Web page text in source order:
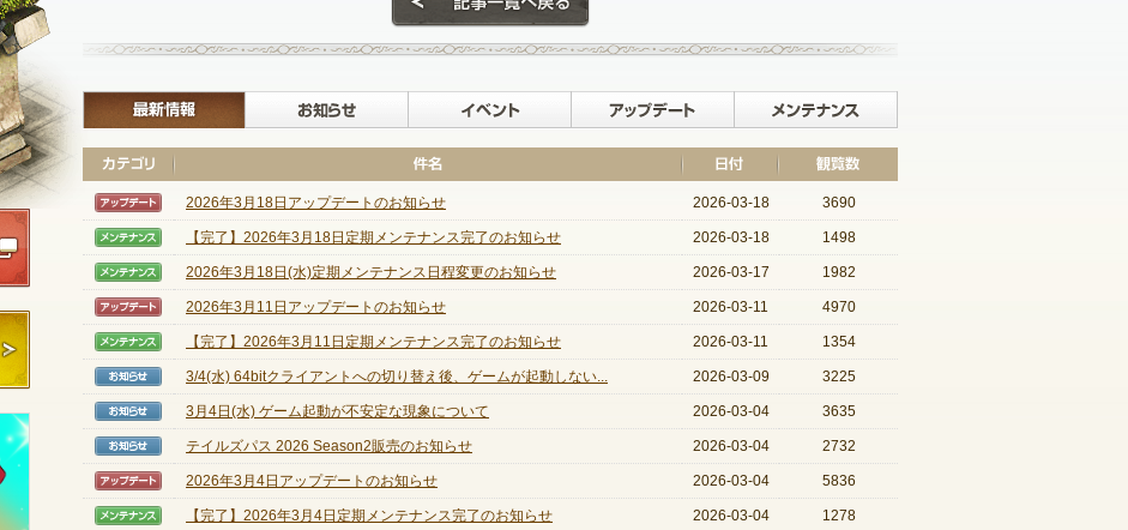
NEXON ID登録
ゲームダウンロード
最新情報 お知らせ イベント アップデート
【アップデート】
2026年3月18日アップデートのお知らせ 2026-03-18 3690
【メンテナンス】
【完了】2026年3月18日定期メンテナンス完了のお知らせ 2026-03-18 1498
【メンテナンス】
2026年3月18日(水)定期メンテナンス日程変更のお知らせ 2026-03-17 1982
【アップデート】
2026年3月11日アップデートのお知らせ 2026-03-11 4970
【メンテナンス】
【完了】2026年3月11日定期メンテナンス完了のお知らせ 2026-03-11 1354
【お知らせ】
3/4(水) 64bitクライアントへの切り替え後、ゲームが起動しない... 2026-03-09 3225
【お知らせ】
3月4日(水) ゲーム起動が不安定な現象について 2026-03-04 3635
【お知らせ】
テイルズパス 2026 Season2販売のお知らせ 2026-03-04 2732
【アップデート】
2026年3月4日アップデートのお知らせ 2026-03-04 5836
【メンテナンス】
【完了】2026年3月4日定期メンテナンス完了のお知らせ 2026-03-04 1278